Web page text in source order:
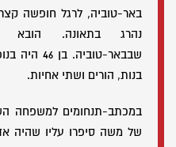
באר-טוביה, לרגל חופשה
נהרג בתאונה. הובא
שבבאר-
בנות, הורים ושתי אחיות.
במכתב-תנחומים למשפחה
של משה סיפרו עליו שהיה